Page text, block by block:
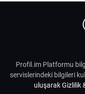
Profil.im Platformu
servislerindeki bilgileri
uluşarakGizlilik